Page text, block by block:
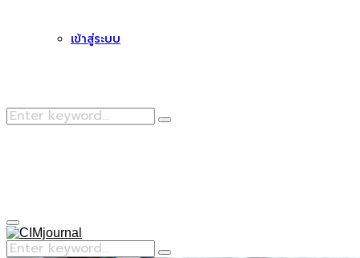
เข้าสู่ระบบ
Search
Search
Primary
Menu
Search